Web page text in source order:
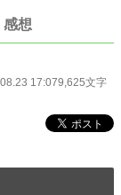
感想
17:079,625文字